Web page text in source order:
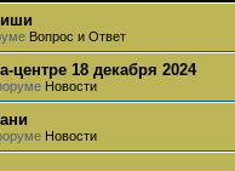
Вопрос и Ответ
центре 18 декабря 2024
Новости
Новости